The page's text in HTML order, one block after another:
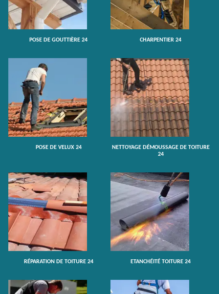
POSE DE GOUTTIÈRE 24 CHARPENTIER 24
POSE DE VELUX 24
NETTOYAGE DÉMOUSSAGE DE TOITURE
24
RÉPARATION DE TOITURE 24 ETANCHÉITÉ TOITURE 24